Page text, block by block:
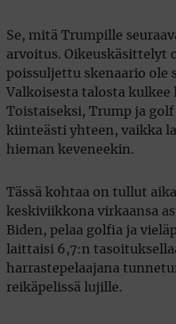
Se, mitä Trumpille
arvoitus. Oikeuskäsittelyt
poissuljettu skenaario ole
Valkoisesta talosta kulkee
Toistaiseksi, Trump ja
kiinteästi yhteen, vaikka
hieman keveneekin.
Tässä kohtaa on tullut
keskiviikkona virkaansa
Biden, pelaa golfia ja
laittaisi 6,7:n
harrastepelaajana
reikäpelissä lujille.